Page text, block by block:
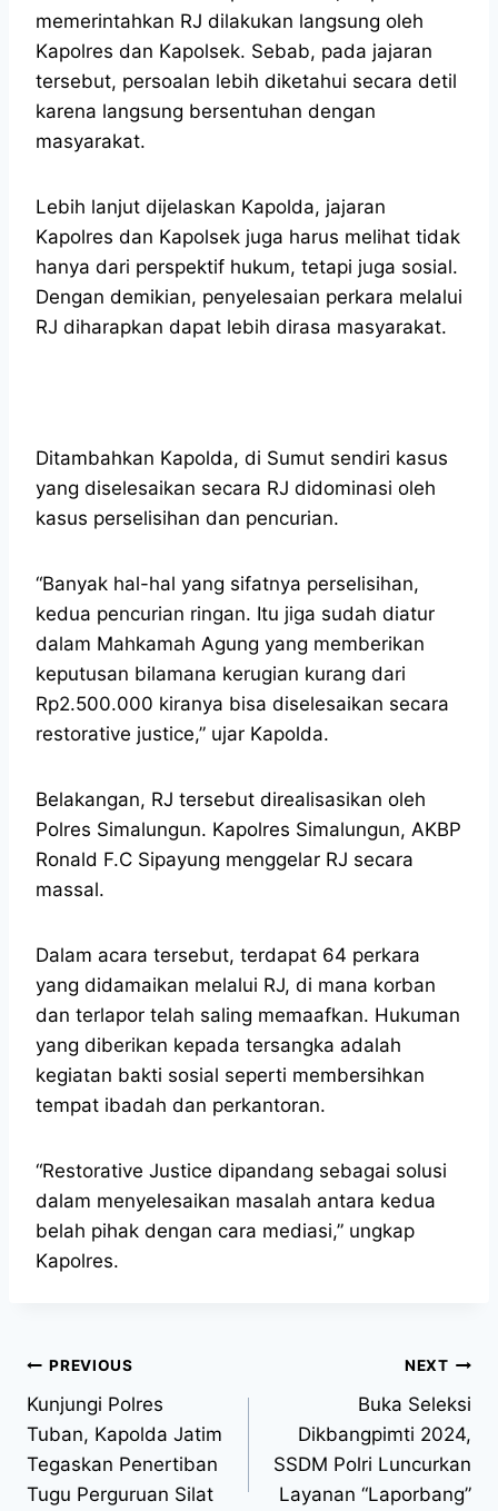
memerintahkan RJ dilakukan langsung oleh
Kapolres dan Kapolsek. Sebab, pada jajaran
tersebut, persoalan lebih diketahui secara detil
karena langsung bersentuhan dengan
masyarakat.
Lebih lanjut dijelaskan Kapolda, jajaran
Kapolres dan Kapolsek juga harus melihat tidak
hanya dari perspektif hukum, tetapi juga sosial.
Dengan demikian, penyelesaian perkara melalui
RJ diharapkan dapat lebih dirasa masyarakat.
Ditambahkan Kapolda, di Sumut sendiri kasus
yang diselesaikan secara RJ didominasi oleh
kasus perselisihan dan pencurian.
“Banyak hal-hal yang sifatnya perselisihan,
kedua pencurian ringan. Itu jiga sudah diatur
dalam Mahkamah Agung yang memberikan
keputusan bilamana kerugian kurang dari
Rp2.500.000 kiranya bisa diselesaikan secara
restorative justice,” ujar Kapolda.
Belakangan, RJ tersebut direalisasikan oleh
Polres Simalungun. Kapolres Simalungun, AKBP
Ronald F.C Sipayung menggelar RJ secara
massal.
Dalam acara tersebut, terdapat 64 perkara
yang didamaikan melalui RJ, di mana korban
dan terlapor telah saling memaafkan. Hukuman
yang diberikan kepada tersangka adalah
kegiatan bakti sosial seperti membersihkan
tempat ibadah dan perkantoran.
“Restorative Justice dipandang sebagai solusi
dalam menyelesaikan masalah antara kedua
belah pihak dengan cara mediasi,” ungkap
Kapolres.
PREVIOUS
Kunjungi Polres
Tuban, Kapolda Jatim
Tegaskan Penertiban
Tugu Perguruan Silat
NEXT
Buka Seleksi
Dikbangpimti 2024,
SSDM Polri Luncurkan
Layanan “Laporbang”